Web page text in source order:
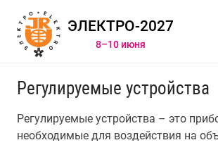
ЭЛЕКТРО-2027
8–10 июня
Регулируемые устройства
Регулируемые устройства – это
необходимые для воздействия на